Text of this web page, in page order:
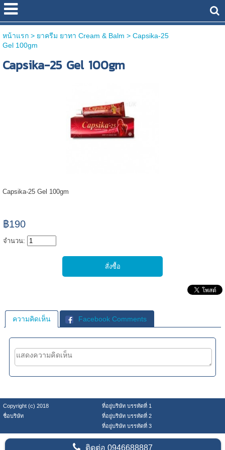
หน้าแรก> ยาครีม ยาทา Cream & Balm > Capsika-25
Gel 100gm
Capsika-25 Gel 100gm
Capsika-25 Gel 100gm
฿190
จำนวน:
ความคิดเห็น Facebook Comments
Copyright (c) 2018
ที่อยู่บริษัท บรรทัดที่ 1
ชื่อบริษัท
ที่อยู่บริษัท บรรทัดที่ 2
ที่อยู่บริษัท บรรทัดที่ 3
ติดต่อ0946688887